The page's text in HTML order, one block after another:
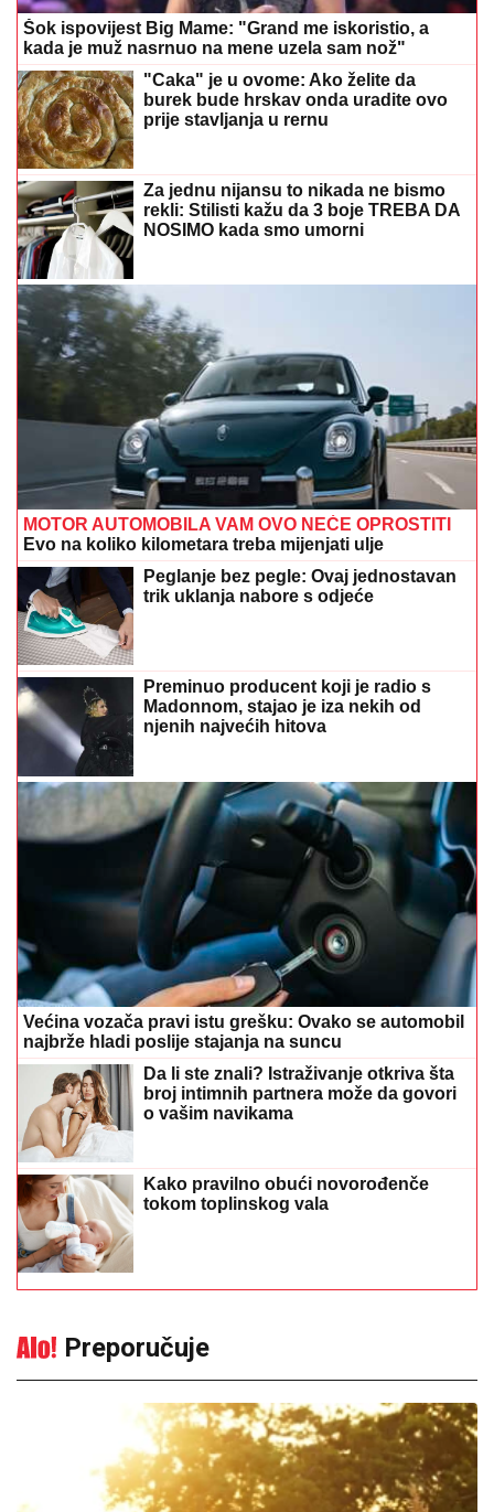
Šok ispovijest Big Mame: "Grand me iskoristio, a
kada je muž nasrnuo na mene uzela sam nož"
"Caka" je u ovome: Ako želite da
burek bude hrskav onda uradite ovo
prije stavljanja u rernu
Za jednu nijansu to nikada ne bismo
rekli: Stilisti kažu da 3 boje TREBA DA
NOSIMO kada smo umorni
MOTOR AUTOMOBILA VAM OVO NEĆE OPROSTITI
Evo na koliko kilometara treba mijenjati ulje
Peglanje bez pegle: Ovaj jednostavan
trik uklanja nabore s odjeće
Preminuo producent koji je radio s
Madonnom, stajao je iza nekih od
njenih najvećih hitova
Većina vozača pravi istu grešku: Ovako se automobil
najbrže hladi poslije stajanja na suncu
Da li ste znali? Istraživanje otkriva šta
broj intimnih partnera može da govori
o vašim navikama
Kako pravilno obući novorođenče
tokom toplinskog vala
Preporučuje